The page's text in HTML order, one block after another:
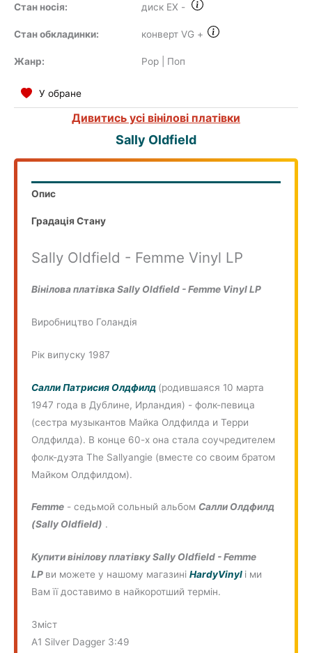
Стан носія: диск EX -
Стан обкладинки: конверт VG +
Жанр: Pop | Поп
У обране
Дивитись усі вінілові платівки
Sally Oldfield
Опис
Градація Стану
Sally Oldfield - Femme Vinyl LP
Вінілова платівка Sally Oldfield - Femme Vinyl LP
Виробництво Голандія
Рік випуску 1987
Салли Патрисия Олдфилд (родившаяся 10 марта
1947 года в Дублине, Ирландия) - фолк-певица
(сестра музыкантов Майка Олдфилда и Терри
Олдфилда). В конце 60-х она стала соучредителем
фолк-дуэта The Sallyangie (вместе со своим братом
Майком Олдфилдом).
Femme - седьмой сольный альбом Салли Олдфилд
(Sally Oldfield) .
Купити вінілову платівку Sally Oldfield - Femme
LP ви можете у нашому магазиніHardyVinyl і ми
Вам її доставимо в найкоротший термін.
Зміст
A1 Silver Dagger 3:49
COMPILATION